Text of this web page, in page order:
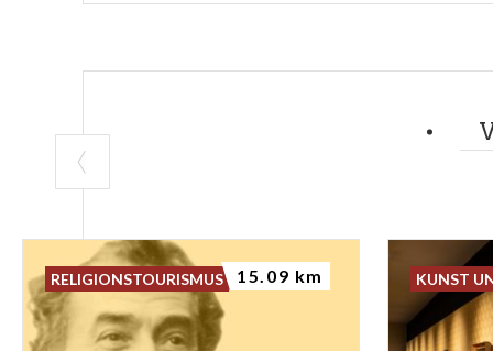
RELIGIONSTOURISMUS 15.09 km KUNST